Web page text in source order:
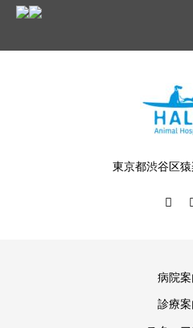
東京都渋谷区
病院案
診療案